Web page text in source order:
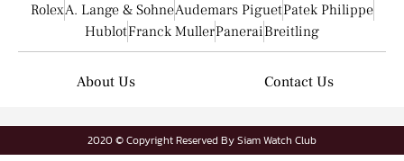
RolexA. Lange & SohneAudemars PiguetPatek Philippe
HublotFranck MullerPaneraiBreitling
About Us Contact Us
2020 © Copyright Reserved By Siam Watch Club